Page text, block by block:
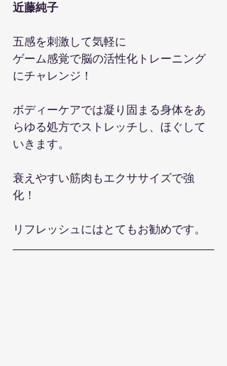
近藤純子
五感を刺激して気軽に
ゲーム感覚で脳の活性化トレーニング
にチャレンジ！
ボディーケアでは凝り固まる身体をあ
らゆる処方でストレッチし、ほぐして
いきます。
衰えやすい筋肉もエクササイズで強
化！
リフレッシュにはとてもお勧めです。